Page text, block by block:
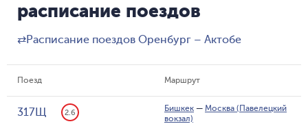
расписание поездов
⇄Расписание поездов Оренбург – Актобе
Поезд Маршрут
317Щ 2.6 Бишкек — Москва (Павелецкий
вокзал)